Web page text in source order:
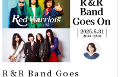
R＆R Band Goes